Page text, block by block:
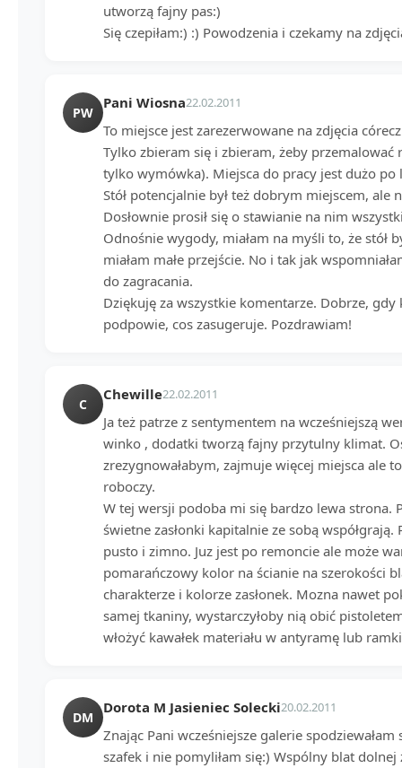
utworzą fajny pas:)
Się czepiłam:) :) Powodzenia i czekamy na
PW
Pani Wiosna22.02.2011
To miejsce jest zarezerwowane na zdjęcia
Tylko zbieram się i zbieram, żeby przemalować
tylko wymówka). Miejsca do pracy jest dużo
Stół potencjalnie był też dobrym miejscem, ale
Dosłownie prosił się o stawianie na nim
Odnośnie wygody, miałam na myśli to, że stół
miałam małe przejście. No i tak jak
do zagracania.
Dziękuję za wszystkie komentarze. Dobrze,
podpowie, cos zasugeruje. Pozdrawiam!
C
Chewille22.02.2011
Ja też patrze z sentymentem na wcześniejszą
winko , dodatki tworzą fajny przytulny klimat.
zrezygnowałabym, zajmuje więcej miejsca ale
roboczy.
W tej wersji podoba mi się bardzo lewa strona.
świetne zasłonki kapitalnie ze sobą
pusto i zimno. Juz jest po remoncie ale może
pomarańczowy kolor na ścianie na szerokości
charakterze i kolorze zasłonek. Mozna nawet
samej tkaniny, wystarczyłoby nią obić
włożyć kawałek materiału w antyramę lub
DM
Dorota M Jasieniec Solecki20.02.2011
Znając Pani wcześniejsze galerie
szafek i nie pomyliłam się:) Wspólny blat